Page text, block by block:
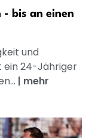
bis an einen
und
ein 24-Jähriger
| mehr